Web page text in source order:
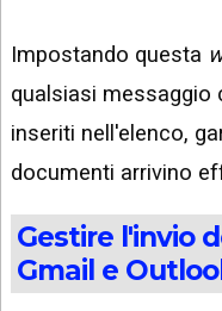
Impostando questa
qualsiasi messaggio
inseriti nell'elenco,
documenti arrivino
Gestire l'invio
Gmail e